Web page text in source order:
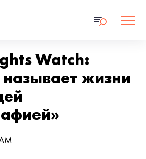
Watch:
называет жизни